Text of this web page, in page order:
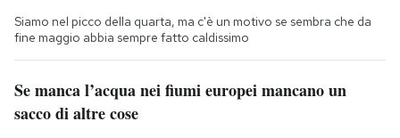
Siamo nel picco della quarta, ma c'è un motivo se sembra che da
fine maggio abbia sempre fatto caldissimo
Se manca l’acqua nei fiumi europei mancano un
sacco di altre cose